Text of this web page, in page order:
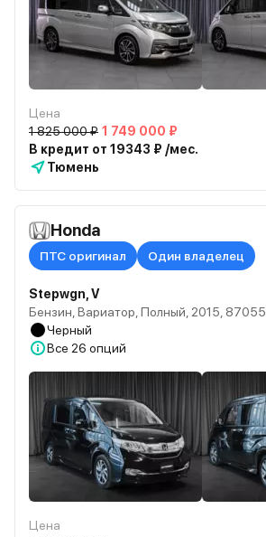
Цена
1 825 000 ₽ 1 749 000 ₽
В кредит от 19343 ₽ /мес.
Тюмень
Honda
ПТС оригинал Один владелец
Stepwgn, V
Бензин, Вариатор, Полный, 2015, 87055
Черный
Все 26 опций
Цена